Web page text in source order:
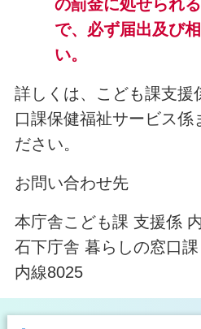
の罰金に処せられ
で、必ず届出及び
い。
詳しくは、こども課支援
口課保健福祉サービス係
ださい。
お問い合わせ先
本庁舎こども課 支援係
石下庁舎 暮らしの窓口
内線8025